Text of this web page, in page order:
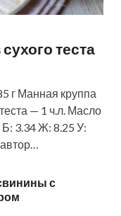
теста
г Манная круппа
— 1 ч.л. Масло
3.34 Ж: 8.25 У:
с